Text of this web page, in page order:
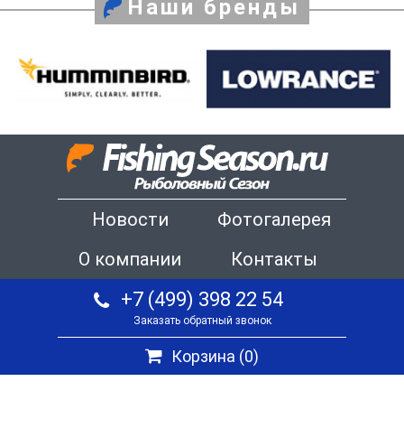
Наши бренды
Новости
Фотогалерея
О компании
Контакты
+7 (499) 398 22 54
Заказать обратный звонок
Корзина (0)